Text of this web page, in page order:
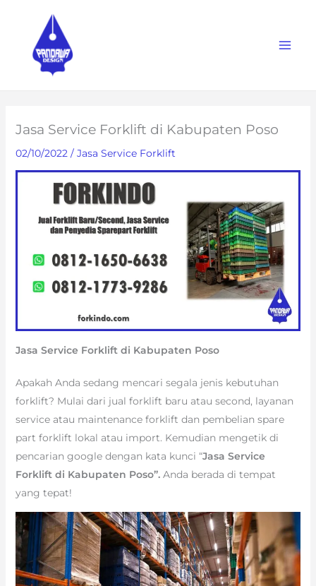
content
Jasa Service Forklift di Kabupaten Poso
02/10/2022 / Jasa Service Forklift
Jasa Service Forklift di Kabupaten Poso
Apakah Anda sedang mencari segala jenis kebutuhan
forklift? Mulai dari jual forklift baru atau second, layanan
service atau maintenance forklift dan pembelian spare
part forklift lokal atau import. Kemudian mengetik di
pencarian google dengan kata kunci “Jasa Service
Forklift di Kabupaten Poso”. Anda berada di tempat
yang tepat!